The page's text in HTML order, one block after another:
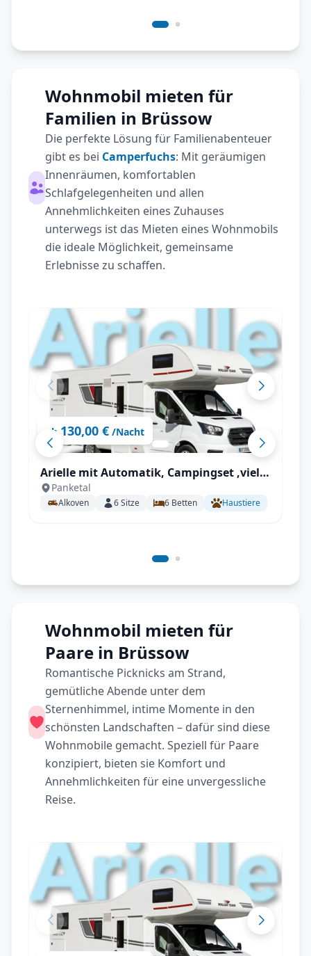
Wohnmobil mieten für
Familien in Brüssow
Die perfekte Lösung für Familienabenteuer
gibt es bei Camperfuchs: Mit geräumigen
Innenräumen, komfortablen
Schlafgelegenheiten und allen
Annehmlichkeiten eines Zuhauses
unterwegs ist das Mieten eines Wohnmobils
die ideale Möglichkeit, gemeinsame
Erlebnisse zu schaffen.
ab 130,00 € /Nacht
Arielle mit Automatik, Campingset ,viel
Staumöglichkeiten uvm.
Panketal
Alkoven 6Sitze 6 Betten Haustiere
Wohnmobil mieten für
Paare in Brüssow
Romantische Picknicks am Strand,
gemütliche Abende unter dem
Sternenhimmel, intime Momente in den
schönsten Landschaften – dafür sind diese
Wohnmobile gemacht. Speziell für Paare
konzipiert, bieten sie Komfort und
Annehmlichkeiten für eine unvergessliche
Reise.